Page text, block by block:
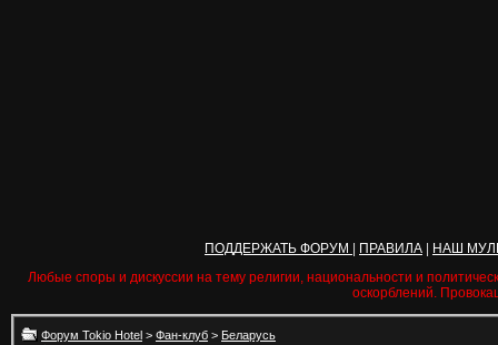
ПОДДЕРЖАТЬ ФОРУМ ПРАВИЛА
НАШ
Любые споры и дискуссии на тему религии, национальности и
оскорблений.
Форум Tokio Hotel > Фан-клуб > Беларусь